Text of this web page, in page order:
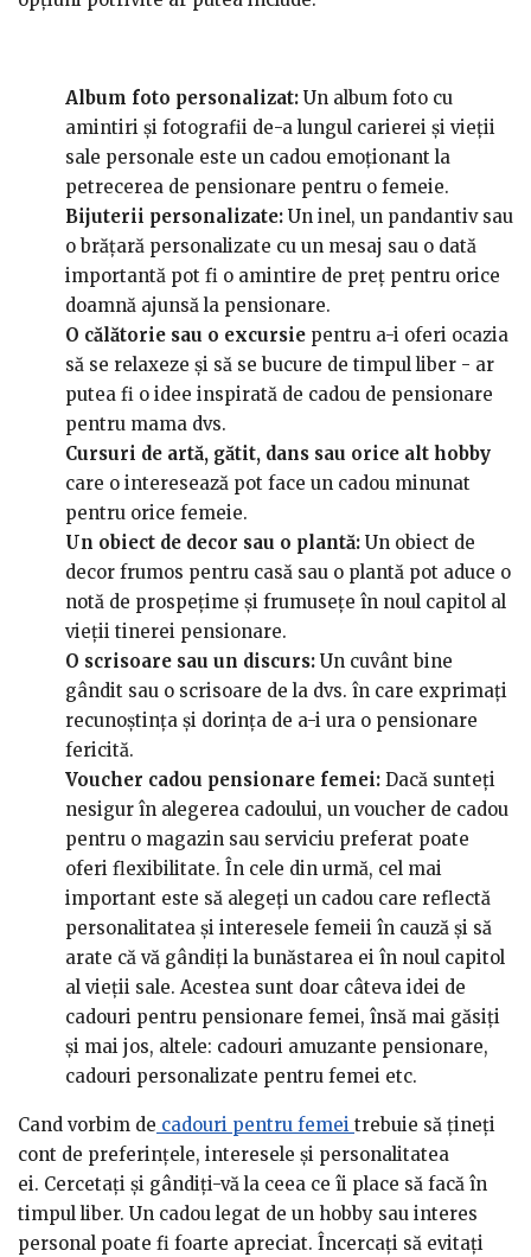
Album foto personalizat: Un album foto cu
amintiri și fotografii de-a lungul carierei și vieții
sale personale este un cadou emoționant la
petrecerea de pensionare pentru o femeie.
Bijuterii personalizate: Un inel, un pandantiv sau
o brățară personalizate cu un mesaj sau o dată
importantă pot fi o amintire de preț pentru orice
doamnă ajunsă la pensionare.
O călătorie sau o excursie pentru a-i oferi ocazia
să se relaxeze și să se bucure de timpul liber - ar
putea fi o idee inspirată de cadou de pensionare
pentru mama dvs.
Cursuri de artă, gătit, dans sau orice alt hobby
care o interesează pot face un cadou minunat
pentru orice femeie.
Un obiect de decor sau o plantă: Un obiect de
decor frumos pentru casă sau o plantă pot aduce o
notă de prospețime și frumusețe în noul capitol al
vieții tinerei pensionare.
O scrisoare sau un discurs: Un cuvânt bine
gândit sau o scrisoare de la dvs. în care exprimați
recunoștința și dorința de a-i ura o pensionare
fericită.
Voucher cadou pensionare femei: Dacă sunteți
nesigur în alegerea cadoului, un voucher de cadou
pentru o magazin sau serviciu preferat poate
oferi flexibilitate. În cele din urmă, cel mai
important este să alegeți un cadou care reflectă
personalitatea și interesele femeii în cauză și să
arate că vă gândiți la bunăstarea ei în noul capitol
al vieții sale. Acestea sunt doar câteva idei de
cadouri pentru pensionare femei, însă mai găsiți
și mai jos, altele: cadouri amuzante pensionare,
cadouri personalizate pentru femei etc.
Cand vorbim de cadouri pentru femei trebuie să țineți
cont de preferințele, interesele și personalitatea
ei. Cercetați și gândiți-vă la ceea ce îi place să facă în
timpul liber. Un cadou legat de un hobby sau interes
personal poate fi foarte apreciat. Încercați să evitați